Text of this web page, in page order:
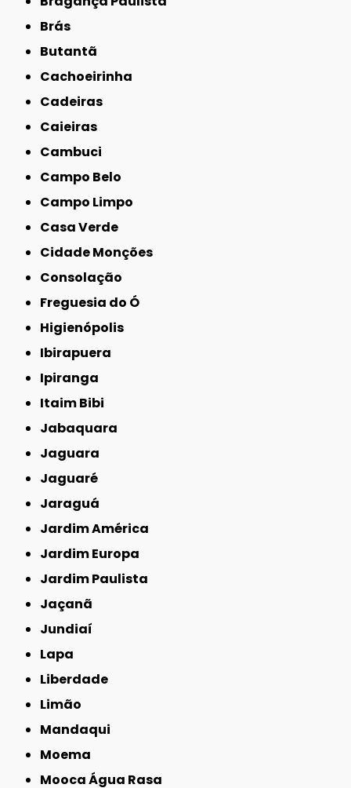
Brás
Butantã
Cachoeirinha
Cadeiras
Caieiras
Cambuci
Campo Belo
Campo Limpo
Casa Verde
Cidade Monções
Consolação
Freguesia do Ó
Higienópolis
Ibirapuera
Ipiranga
Itaim Bibi
Jabaquara
Jaguara
Jaguaré
Jaraguá
Jardim América
Jardim Europa
Jardim Paulista
Jaçanã
Jundiaí
Lapa
Liberdade
Limão
Mandaqui
Moema
Mooca Água Rasa